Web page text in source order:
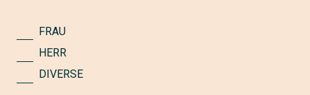
FRAU
HERR
DIVERSE